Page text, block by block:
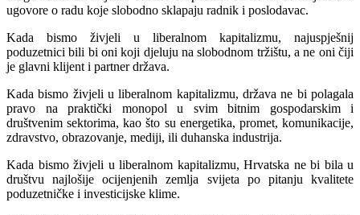
ugovore o radu koje slobodno sklapaju radnik i poslodavac.
Kada bismo živjeli u liberalnom kapitalizmu, najuspješnij
poduzetnici bili bi oni koji djeluju na slobodnom tržištu, a ne oni čiji
je glavni klijent i partner država.
Kada bismo živjeli u liberalnom kapitalizmu, država ne bi polagala
pravo na praktički monopol u svim bitnim gospodarskim i
društvenim sektorima, kao što su energetika, promet, komunikacije,
zdravstvo, obrazovanje, mediji, ili duhanska industrija.
Kada bismo živjeli u liberalnom kapitalizmu, Hrvatska ne bi bila u
društvu najlošije ocijenjenih zemlja svijeta po pitanju kvalitete
poduzetničke i investicijske klime.